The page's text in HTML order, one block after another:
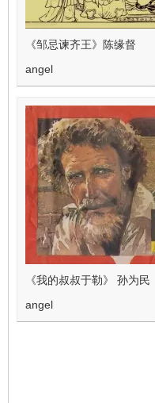
《邹忌谏齐王》陈缘督
angel
《我的叔叔于勒》 孙为民
angel